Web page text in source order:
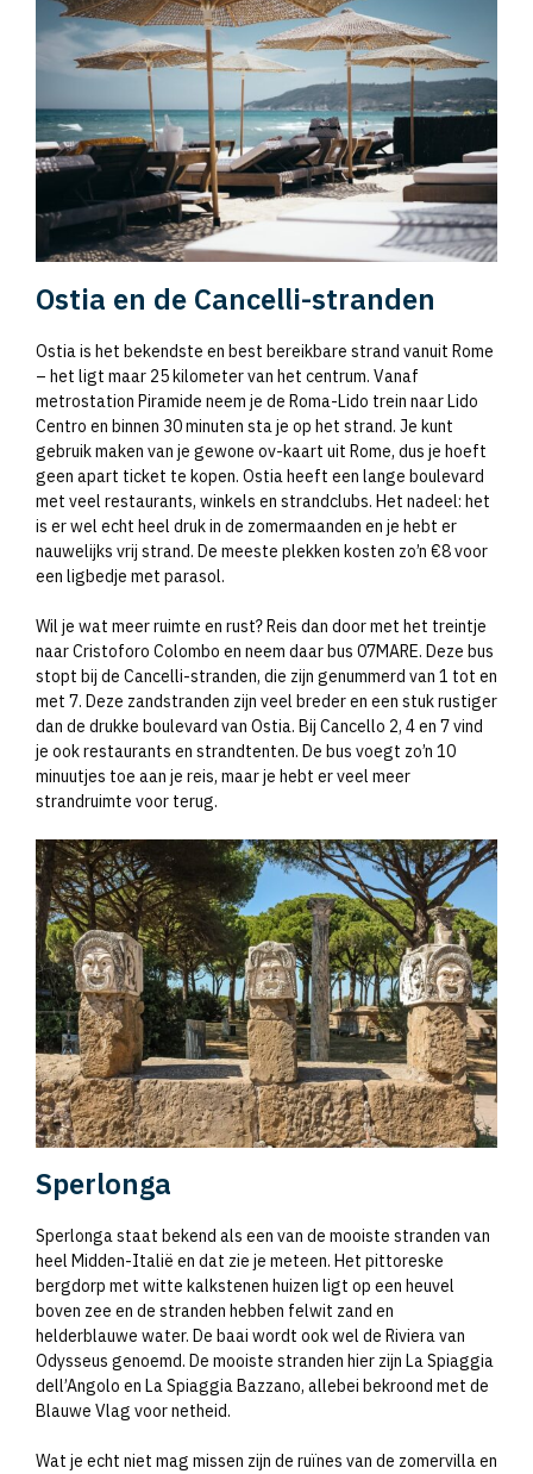
Ostia en de Cancelli-stranden
Ostia is het bekendste en best bereikbare strand vanuit Rome
– het ligt maar 25 kilometer van het centrum. Vanaf
metrostation Piramide neem je de Roma-Lido trein naar Lido
Centro en binnen 30 minuten sta je op het strand. Je kunt
gebruik maken van je gewone ov-kaart uit Rome, dus je hoeft
geen apart ticket te kopen. Ostia heeft een lange boulevard
met veel restaurants, winkels en strandclubs. Het nadeel: het
is er wel echt heel druk in de zomermaanden en je hebt er
nauwelijks vrij strand. De meeste plekken kosten zo’n €8 voor
een ligbedje met parasol.
Wil je wat meer ruimte en rust? Reis dan door met het treintje
naar Cristoforo Colombo en neem daar bus 07MARE. Deze bus
stopt bij de Cancelli-stranden, die zijn genummerd van 1 tot en
met 7. Deze zandstranden zijn veel breder en een stuk rustiger
dan de drukke boulevard van Ostia. Bij Cancello 2, 4 en 7 vind
je ook restaurants en strandtenten. De bus voegt zo’n 10
minuutjes toe aan je reis, maar je hebt er veel meer
strandruimte voor terug.
Sperlonga
Sperlonga staat bekend als een van de mooiste stranden van
heel Midden-Italië en dat zie je meteen. Het pittoreske
bergdorp met witte kalkstenen huizen ligt op een heuvel
boven zee en de stranden hebben felwit zand en
helderblauwe water. De baai wordt ook wel de Riviera van
Odysseus genoemd. De mooiste stranden hier zijn La Spiaggia
dell’Angolo en La Spiaggia Bazzano, allebei bekroond met de
Blauwe Vlag voor netheid.
Wat je echt niet mag missen zijn de ruïnes van de zomervilla en